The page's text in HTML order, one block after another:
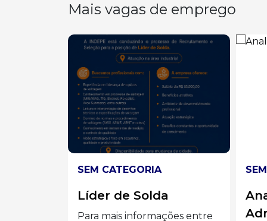
Mais vagas de emprego
SEM CATEGORIA
Analista
Administrativo I